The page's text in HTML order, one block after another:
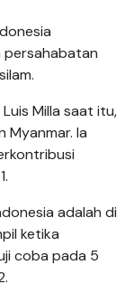
persahabatan
Milla saat itu,
Myanmar. Ia
adalah di
ketika
coba pada 5